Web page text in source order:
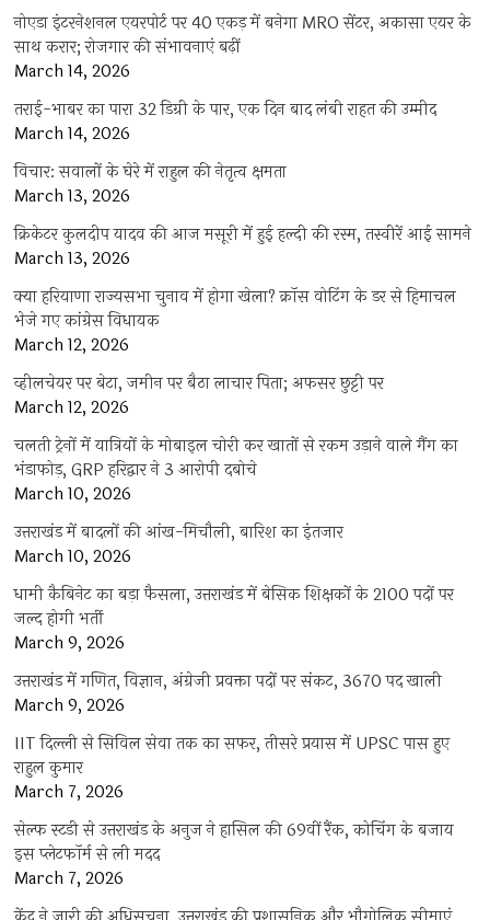
नोएडा इंटरनेशनल एयरपोर्ट पर 40 एकड़ में बनेगा MRO सेंटर, अकासा एयर के
साथ करार; रोजगार की संभावनाएं बढ़ीं
March 14, 2026
तराई-भाबर का पारा 32 डिग्री के पार, एक दिन बाद लंबी राहत की उम्मीद
March 14, 2026
विचार: सवालों के घेरे में राहुल की नेतृत्व क्षमता
March 13, 2026
क्रिकेटर कुलदीप यादव की आज मसूरी में हुई हल्दी की रस्म, तस्वीरें आई सामने
March 13, 2026
क्या हरियाणा राज्यसभा चुनाव में होगा खेला? क्रॉस वोटिंग के डर से हिमाचल
भेजे गए कांग्रेस विधायक
March 12, 2026
व्हीलचेयर पर बेटा, जमीन पर बैठा लाचार पिता; अफसर छुट्टी पर
March 12, 2026
चलती ट्रेनों में यात्रियों के मोबाइल चोरी कर खातों से रकम उड़ाने वाले गैंग का
भंडाफोड़, GRP हरिद्वार ने 3 आरोपी दबोचे
March 10, 2026
उत्तराखंड में बादलों की आंख-मिचौली, बारिश का इंतजार
March 10, 2026
धामी कैबिनेट का बड़ा फैसला, उत्तराखंड में बेसिक शिक्षकों के 2100 पदों पर
जल्द होगी भर्ती
March 9, 2026
उत्तराखंड में गणित, विज्ञान, अंग्रेजी प्रवक्ता पदों पर संकट, 3670 पद खाली
March 9, 2026
IIT दिल्ली से सिविल सेवा तक का सफर, तीसरे प्रयास में UPSC पास हुए
राहुल कुमार
March 7, 2026
सेल्फ स्टडी से उत्तराखंड के अनुज ने हासिल की 69वीं रैंक, कोचिंग के बजाय
इस प्लेटफॉर्म से ली मदद
March 7, 2026